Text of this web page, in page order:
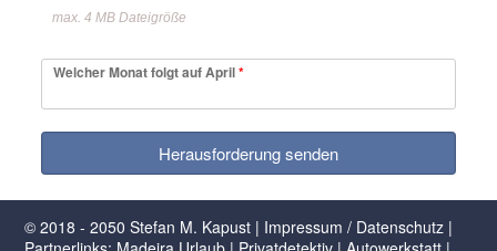
max. 4 MB Dateigröße
Welcher Monat folgt auf April*
Herausforderung senden
© 2018 - 2050 Stefan M. Kapust | Impressum / Datenschutz |